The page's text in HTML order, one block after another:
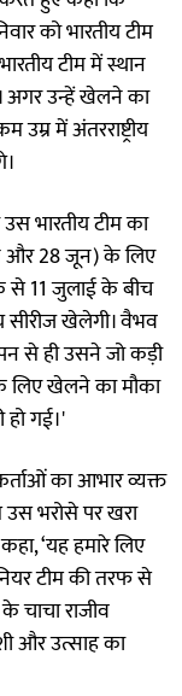
को भारतीय टीम
टीम में स्थान
अगर उन्हें खेलने का
में अंतरराष्ट्रीय
भारतीय टीम का
और 28 जून) के लिए
से 11 जुलाई के बीच
सीरीज खेलेगी। वैभव
से ही उसने जो कड़ी
लिए खेलने का मौका
गई।'
का आभार व्यक्त
भरोसे पर खरा
‘यह हमारे लिए
टीम की तरफ से
चाचा राजीव
और उत्साह का